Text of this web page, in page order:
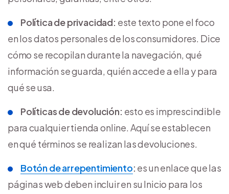
Política de privacidad: este texto pone el foco
en los datos personales de los consumidores. Dice
cómo se recopilan durante la navegación, qué
información se guarda, quién accede a ella y para
qué se usa.
Políticas de devolución: esto es imprescindible
para cualquier tienda online. Aquí se establecen
en qué términos se realizan las devoluciones.
Botón de arrepentimiento: es un enlace que las
páginas web deben incluir en su Inicio para los